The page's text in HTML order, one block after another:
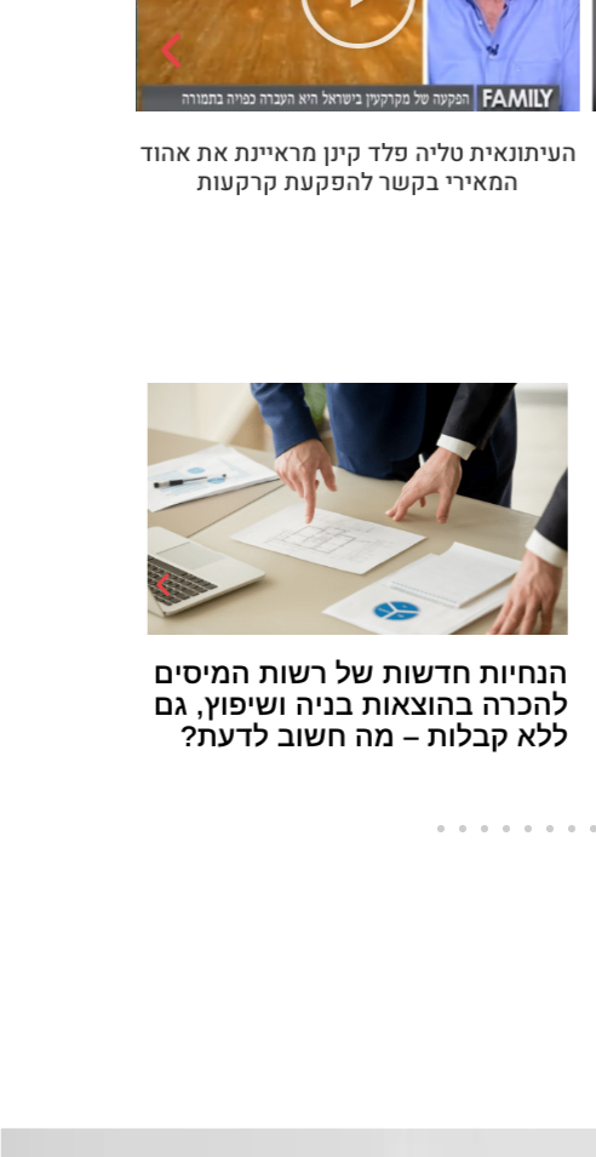
העיתונאית טליה פלד קינן מראיינת את אהוד
המאירי בקשר להפקעת קרקעות
הנחיות חדשות של רשות המיסים
להכרה בהוצאות בניה ושיפוץ, גם
ללא קבלות – מה חשוב לדעת?